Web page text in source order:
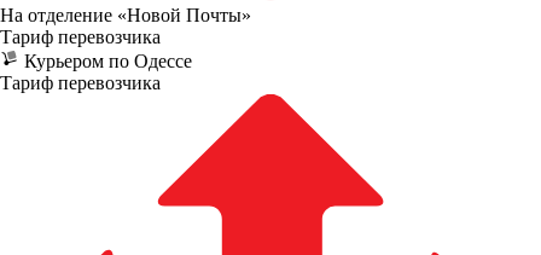
На отделение «Новой Почты»
Тариф перевозчика
Курьером по Одессе
Тариф перевозчика